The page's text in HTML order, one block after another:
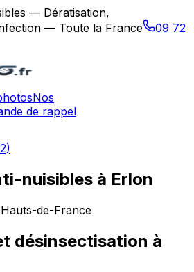
— Dératisation,
— Toute la France
09 72
Nos
de rappel
)
nuisibles à Erlon
Hauts-de-France
désinsectisation à